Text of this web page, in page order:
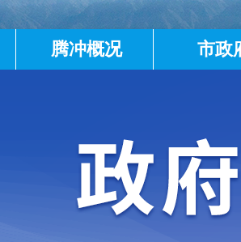
腾冲概况 市政